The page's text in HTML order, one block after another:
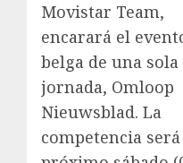
Movistar Team,
encarará el
belga de una sola
jornada, Omloop
Nieuwsblad. La
competencia